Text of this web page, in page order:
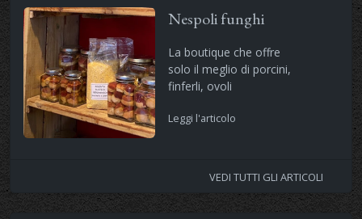
Nespoli funghi
La boutique che offre
solo il meglio di porcini,
finferli, ovoli
Leggi l'articolo
VEDI TUTTI GLI ARTICOLI